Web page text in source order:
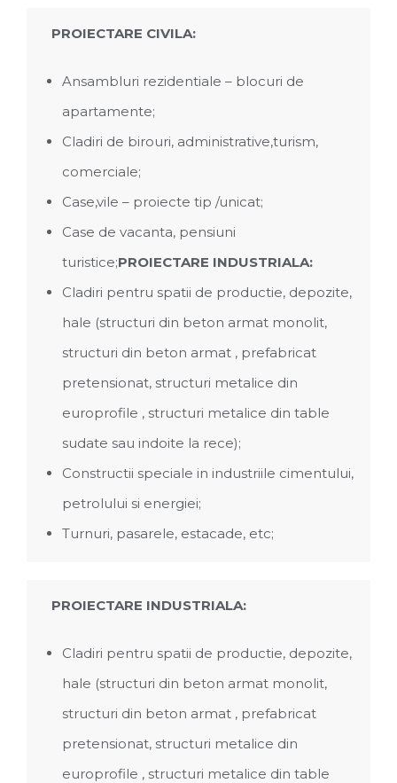
PROIECTARE CIVILA:
Ansambluri rezidentiale – blocuri de
apartamente;
Cladiri de birouri, administrative,turism,
comerciale;
Case,vile – proiecte tip /unicat;
Case de vacanta, pensiuni
turistice;PROIECTARE INDUSTRIALA:
Cladiri pentru spatii de productie, depozite,
hale (structuri din beton armat monolit,
structuri din beton armat , prefabricat
pretensionat, structuri metalice din
europrofile , structuri metalice din table
sudate sau indoite la rece);
Constructii speciale in industriile cimentului,
petrolului si energiei;
Turnuri, pasarele, estacade, etc;
PROIECTARE INDUSTRIALA:
Cladiri pentru spatii de productie, depozite,
hale (structuri din beton armat monolit,
structuri din beton armat , prefabricat
pretensionat, structuri metalice din
europrofile , structuri metalice din table